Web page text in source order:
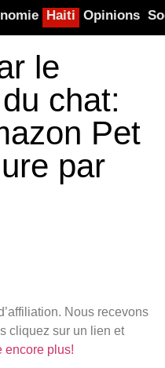
Haiti Opinions
le
chat:
Pet
par
Nous recevons
cliquez sur un lien et
encore plus!